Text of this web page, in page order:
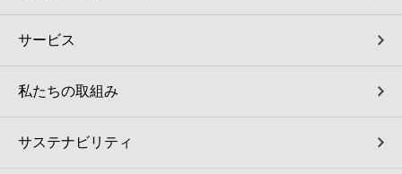
サービス
私たちの取組み
サステナビリティ